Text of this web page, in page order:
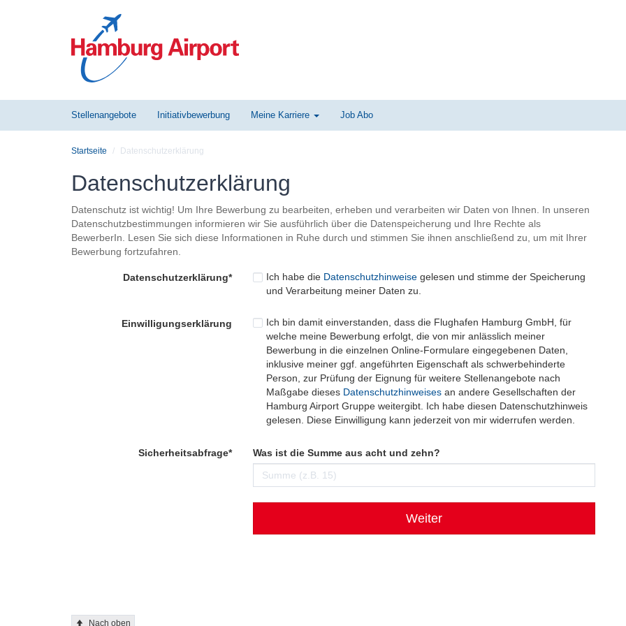
Hamburg
Airport
Zur
Startseite
Stellenangebote Initiativbewerbung Meine Karriere Job Abo
Startseite Datenschutzerklärung
Datenschutzerklärung
Datenschutz ist wichtig! Um Ihre Bewerbung zu bearbeiten, erheben und verarbeiten wir Daten von Ihnen. In unseren
Datenschutzbestimmungen informieren wir Sie ausführlich über die Datenspeicherung und Ihre Rechte als
BewerberIn. Lesen Sie sich diese Informationen in Ruhe durch und stimmen Sie ihnen anschließend zu, um mit Ihrer
Bewerbung fortzufahren.
Datenschutzerklärung* Ich habe die Datenschutzhinweisegelesen und stimme der Speicherung
und Verarbeitung meiner Daten zu.
Einwilligungserklärung
Ich bin damit einverstanden, dass die Flughafen Hamburg GmbH, für
welche meine Bewerbung erfolgt, die von mir anlässlich meiner
Bewerbung in die einzelnen Online-Formulare eingegebenen Daten,
inklusive meiner ggf. angeführten Eigenschaft als schwerbehinderte
Person, zur Prüfung der Eignung für weitere Stellenangebote nach
Maßgabe dieses Datenschutzhinweisesan andere Gesellschaften der
Hamburg Airport Gruppe weitergibt. Ich habe diesen Datenschutzhinweis
gelesen. Diese Einwilligung kann jederzeit von mir widerrufen werden.
Sicherheits­abfrage*
Sicherheits­
abfrage:
Was ist die Summe aus acht und zehn?
Weiter
Nach oben